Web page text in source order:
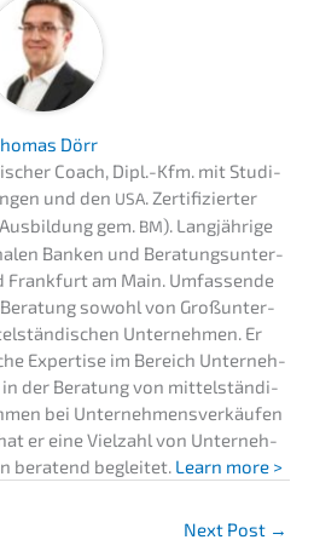
Dörr
Coach, Dipl.-Kfm. mit Studi­
und den USA. Zerti­fi­zier­ter
gem. BM). Langjäh­ri­ge
Banken und Beratungs­un­ter­
Frank­furt am Main. Umfas­sen­de
sowohl von Großun­ter­
Unter­neh­men. Er
Exper­ti­se im Bereich Unter­neh­
der Beratung von mittel­stän­di­
bei Unter­neh­mens­ver­käu­fen
er eine Vielzahl von Unter­neh­
beratend beglei­tet. Learn more >
Next Post →